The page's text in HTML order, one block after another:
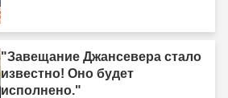
"Завещание Джансевера стало
известно! Оно будет
исполнено."